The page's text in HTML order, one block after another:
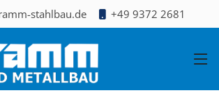
stahlbau.de +49 9372 2681